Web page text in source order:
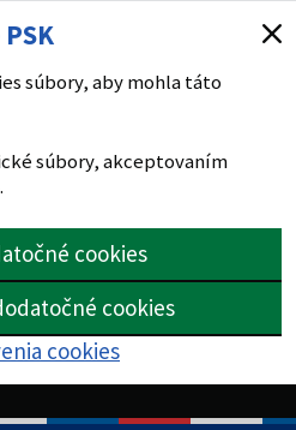
súbory, aby mohla táto
súbory, akceptovaním
cookies
cookies
cookies